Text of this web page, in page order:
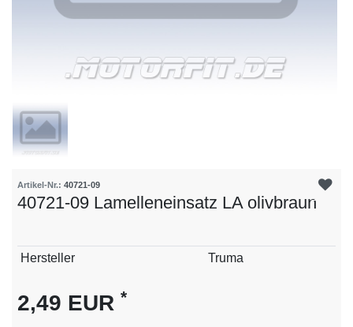
Artikel-Nr.: 40721-09
40721-09 Lamelleneinsatz LA olivbraun
Technisches
Wert
Hersteller Truma
2,49 EUR *